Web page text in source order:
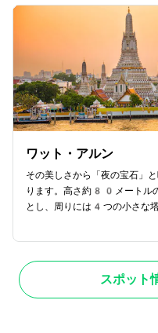
ワット・アルン
その美しさから「夜の宝石」
ります。高さ約80メートル
とし、周りには4つの小さな
ます。夜にはライトアップされ
が漂います。近くで見るとカ
れており、写真映えもするの
スポット